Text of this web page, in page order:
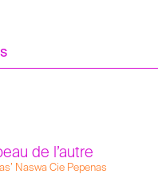
de l’autre
Naswa Cie Pepenas